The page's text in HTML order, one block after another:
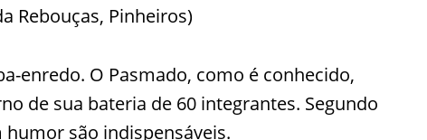
Rebouças, Pinheiros)
enredo. O Pasmado, como é conhecido,
de sua bateria de 60 integrantes. Segundo
são indispensáveis.